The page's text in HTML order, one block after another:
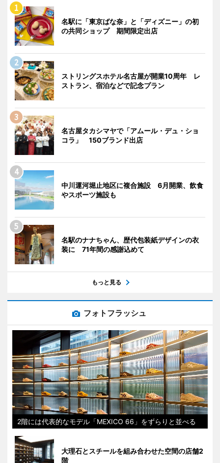
名駅に「東京ばな奈」と「ディズニー」の初
の共同ショップ 期間限定出店
ストリングスホテル名古屋が開業10周年 レ
ストラン、宿泊などで記念プラン
名古屋タカシマヤで「アムール・デュ・ショ
コラ」 150ブランド出店
中川運河堀止地区に複合施設 6月開業、飲食
やスポーツ施設も
名駅のナナちゃん、歴代包装紙デザインの衣
装に 71年間の感謝込めて
もっと見る
フォトフラッシュ
2階には代表的なモデル「MEXICO 66」をずらりと並べる
大理石とスチールを組み合わせた空間の店舗2
階